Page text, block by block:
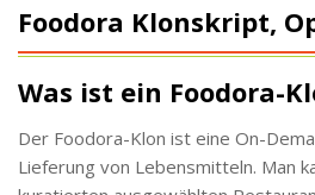
Foodora Klonskript,
Was ist ein Foodora-
Der Foodora-Klon ist eine On-
Lieferung von Lebensmitteln. Man